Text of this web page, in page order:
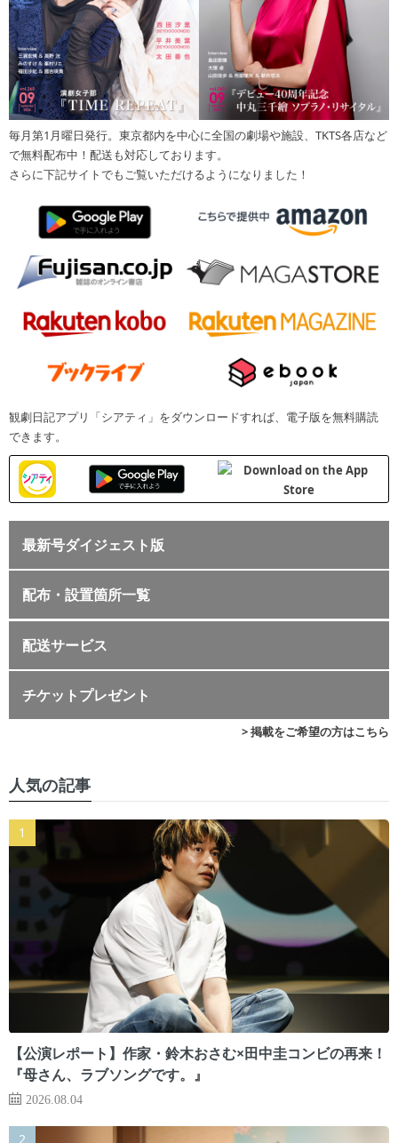
毎月第1月曜日発行。東京都内を中心に全国の劇場や施設、TKTS各店など
で無料配布中！配送も対応しております。
さらに下記サイトでもご覧いただけるようになりました！
観劇日記アプリ「シアティ」をダウンロードすれば、電子版を無料購読
できます。
最新号ダイジェスト版
配布・設置箇所一覧
配送サービス
チケットプレゼント
> 掲載をご希望の方はこちら
人気の記事
【公演レポート】作家・鈴木おさむ×田中圭コンビの再来！
『母さん、ラブソングです。』
2026.08.04